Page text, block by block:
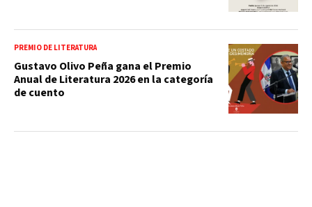
PREMIO DE LITERATURA
Gustavo Olivo Peña gana el Premio
Anual de Literatura 2026 en la categoría
de cuento